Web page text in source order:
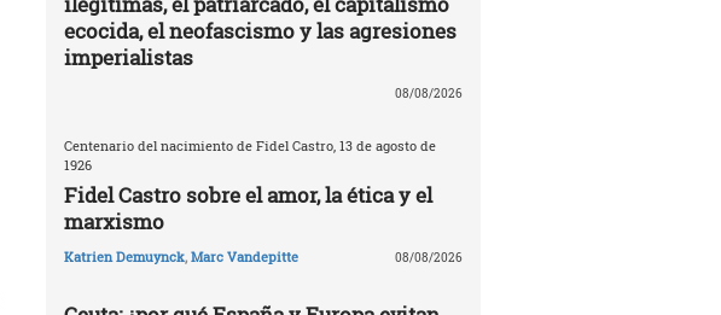
ecocida, el neofascismo y las agresiones
imperialistas
08/08/2026
Centenario del nacimiento de Fidel Castro, 13 de agosto de
1926
Fidel Castro sobre el amor, la ética y el
marxismo
Katrien Demuynck, Marc Vandepitte 08/08/2026